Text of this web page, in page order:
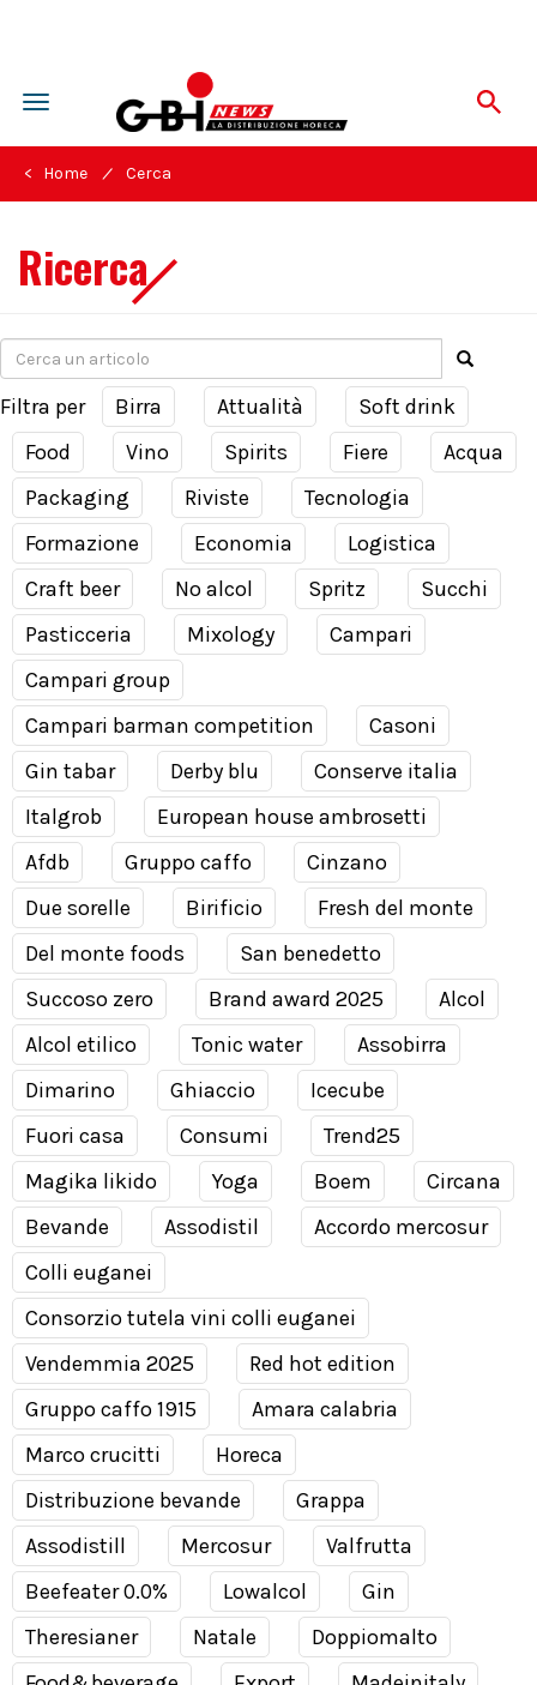
Toggle
navigation
< Home / Cerca
Ricerca
Filtra per Birra Attualità
Soft drink
Food
Vino Spirits Fiere
Acqua
Packaging
Riviste
Tecnologia
Formazione
Economia
Logistica
Craft beer
No alcol Spritz
Succhi
Pasticceria
Mixology
Campari
Campari group
Campari barman competition
Casoni
Gin tabar
Derby blu
Conserve italia
Italgrob
European house ambrosetti
Afdb
Gruppo caffo
Cinzano
Due sorelle
Birificio
Fresh del monte
Del monte foods
San benedetto
Succoso zero
Brand award 2025
Alcol
Alcol etilico
Tonic water
Assobirra
Dimarino
Ghiaccio
Icecube
Fuori casa
Consumi
Trend25
Magika likido
Yoga Boem
Circana
Bevande
Assodistil
Accordo mercosur
Colli euganei
Consorzio tutela vini colli euganei
Vendemmia 2025
Red hot edition
Gruppo caffo 1915
Amara calabria
Marco crucitti
Horeca
Distribuzione bevande
Grappa
Assodistill
Mercosur
Valfrutta
Beefeater 0.0%
Lowalcol
Gin
Theresianer
Natale
Doppiomalto